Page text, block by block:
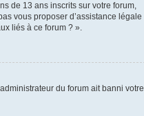
de 13 ans inscrits sur votre forum,
vous proposer d’assistance légale
liés à ce forum ? ».
du forum ait banni votre